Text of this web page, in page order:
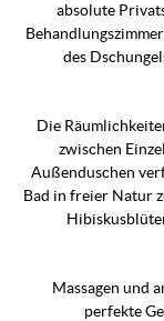
absolute
des
Die
zwischen
Außenduschen
Bad in freier Natur
Massagen und
perfekte